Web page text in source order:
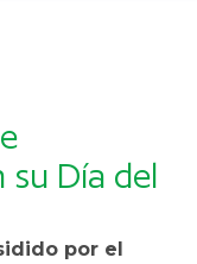
Día del
por el